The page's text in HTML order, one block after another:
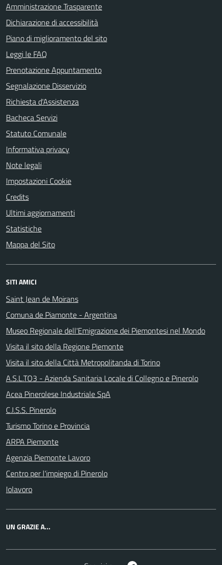
Amministrazione Trasparente
Dichiarazione di accessibilità
Piano di miglioramento del sito
Leggi le FAQ
Prenotazione Appuntamento
Segnalazione Disservizio
Richiesta d'Assistenza
Bacheca Servizi
Statuto Comunale
Informativa privacy
Note legali
Impostazioni Cookie
Credits
Ultimi aggiornamenti
Statistiche
Mappa del Sito
SITI AMICI
Saint Jean de Moirans
Comuna de Piamonte - Argentina
Museo Regionale dell'Emigrazione dei Piemontesi nel Mondo
Visita il sito della Regione Piemonte
Visita il sito della Città Metropolitanda di Torino
A.S.L.TO3 - Azienda Sanitaria Locale di Collegno e Pinerolo
Acea Pinerolese Industriale SpA
C.I.S.S. Pinerolo
Turismo Torino e Provincia
ARPA Piemonte
Agenzia Piemonte Lavoro
Centro per l'impiego di Pinerolo
Iolavoro
UN GRAZIE A...